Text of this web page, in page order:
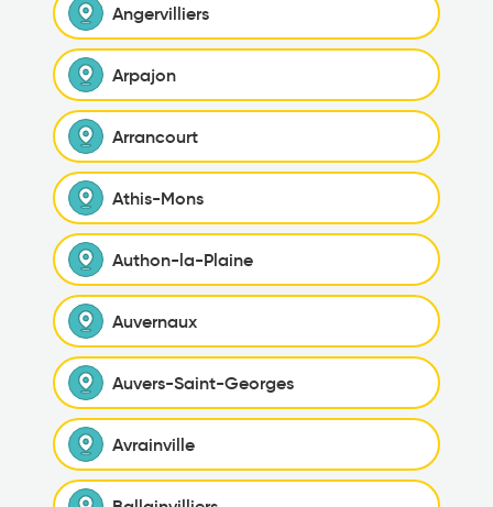
Angervilliers
Arpajon
Arrancourt
Athis-Mons
Authon-la-Plaine
Auvernaux
Auvers-Saint-Georges
Avrainville